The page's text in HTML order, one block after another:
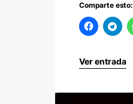
Comparte esto:
Ver entrada